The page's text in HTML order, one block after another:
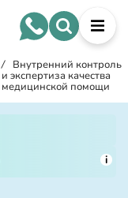
/ Внутренний контроль
и экспертиза качества
медицинской помощи
i